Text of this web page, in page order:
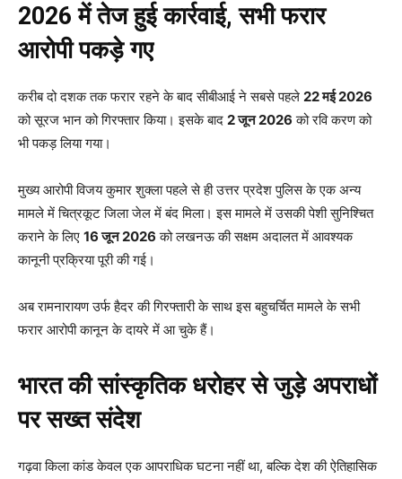
2026 में तेज हुई कार्रवाई, सभी फरार
आरोपी पकड़े गए
करीब दो दशक तक फरार रहने के बाद सीबीआई ने सबसे पहले 22 मई 2026
को सूरज भान को गिरफ्तार किया। इसके बाद 2 जून 2026 को रवि करण को
भी पकड़ लिया गया।
मुख्य आरोपी विजय कुमार शुक्ला पहले से ही उत्तर प्रदेश पुलिस के एक अन्य
मामले में चित्रकूट जिला जेल में बंद मिला। इस मामले में उसकी पेशी सुनिश्चित
कराने के लिए 16 जून 2026 को लखनऊ की सक्षम अदालत में आवश्यक
कानूनी प्रक्रिया पूरी की गई।
अब रामनारायण उर्फ हैदर की गिरफ्तारी के साथ इस बहुचर्चित मामले के सभी
फरार आरोपी कानून के दायरे में आ चुके हैं।
भारत की सांस्कृतिक धरोहर से जुड़े अपराधों
पर सख्त संदेश
गढ़वा किला कांड केवल एक आपराधिक घटना नहीं था, बल्कि देश की ऐतिहासिक